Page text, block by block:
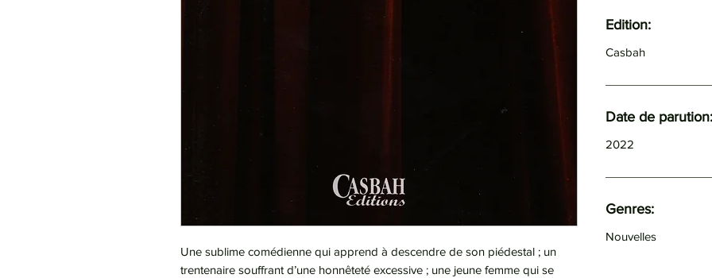
Une sublime comédienne qui apprend à descendre de son piédestal ; un
trentenaire souffrant d’une honnêteté excessive ; une jeune femme qui se
Edition:
Casbah
Date de parution:
2022
Genres:
Nouvelles